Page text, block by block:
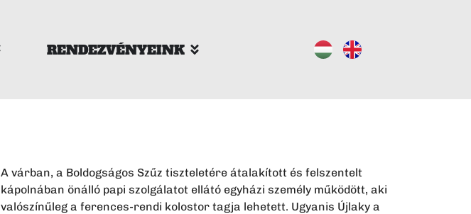
RENDEZVÉNYEINK
A várban, a Boldogságos Szűz tiszteletére átalakított és felszentelt
kápolnában önálló papi szolgálatot ellátó egyházi személy működött, aki
valószínűleg a ferences-rendi kolostor tagja lehetett. Ugyanis Újlaky a